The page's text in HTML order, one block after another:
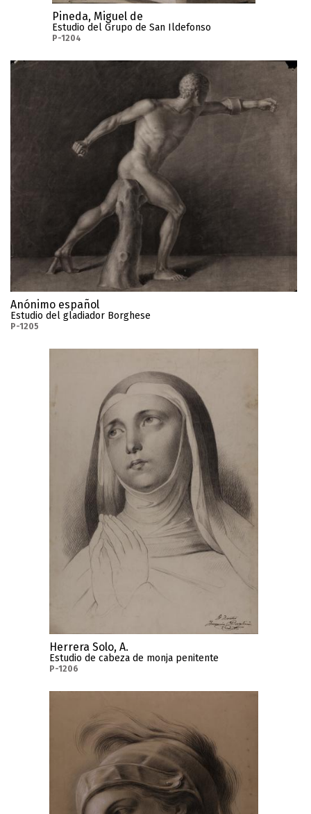
Pineda, Miguel de
Estudio del Grupo de San Ildefonso
P-1204
Anónimo español
Estudio del gladiador Borghese
P-1205
Herrera Solo, A.
Estudio de cabeza de monja penitente
P-1206